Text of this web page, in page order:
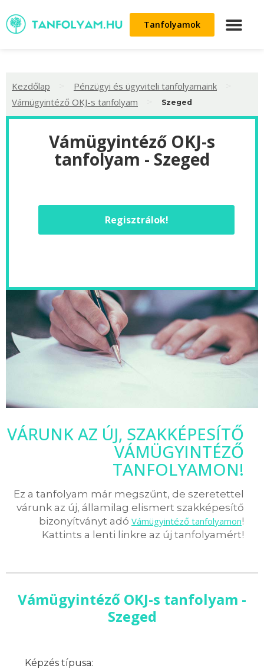
Tanfolyamok
Kezdőlap Pénzügyi és ügyviteli tanfolyamaink
Vámügyintéző OKJ-s tanfolyam Szeged
Vámügyintéző OKJ-s
tanfolyam - Szeged
Regisztrálok!
VÁRUNK AZ ÚJ, SZAKKÉPESÍTŐ
VÁMÜGYINTÉZŐ
TANFOLYAMON!
Ez a tanfolyam már megszűnt, de szeretettel
várunk az új, államilag elismert szakképesítő
bizonyítványt adó Vámügyintéző tanfolyamon!
Kattints a lenti linkre az új tanfolyamért!
Vámügyintéző OKJ-s tanfolyam -
Szeged
Képzés típusa: